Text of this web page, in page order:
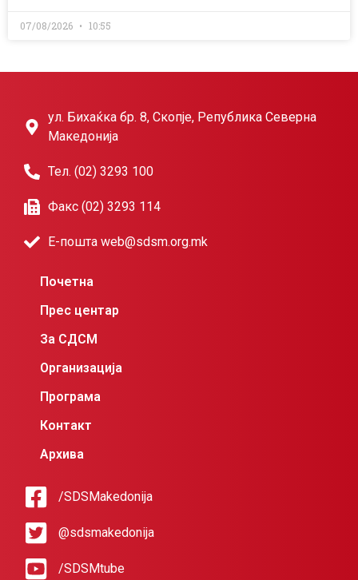
07/08/2026 10:55
ул. Бихаќка бр. 8, Скопје, Република Северна
Македонија
Тел. (02) 3293 100
Факс (02) 3293 114
Е-пошта web@sdsm.org.mk
Почетна
Прес центар
За СДСМ
Организација
Програма
Контакт
Архива
/SDSMakedonija
@sdsmakedonija
/SDSMtube